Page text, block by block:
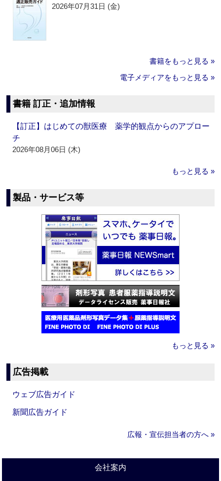
2026年07月31日 (金)
書籍をもっと見る »
電子メディアをもっと見る »
書籍 訂正・追加情報
【訂正】はじめての獣医療 薬学的観点からのアプロー
チ
2026年08月06日 (木)
もっと見る »
製品・サービス等
もっと見る »
広告掲載
ウェブ広告ガイド
新聞広告ガイド
広報・宣伝担当者の方へ »
会社案内